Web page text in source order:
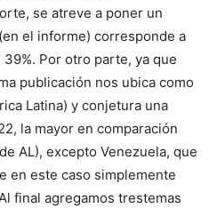
se atreve a poner un
el informe) corresponde a
Por otro parte, ya que
publicación nos ubica como
Latina) y conjetura una
la mayor en comparación
AL), excepto Venezuela, que
en este caso simplemente
final agregamos trestemas